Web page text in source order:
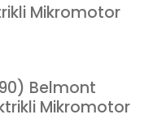
Mikromotor
Belmont
Mikromotor